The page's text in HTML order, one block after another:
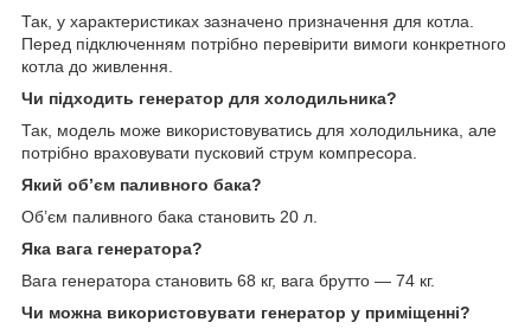
Так, у характеристиках зазначено призначення для котла.
Перед підключенням потрібно перевірити вимоги конкретного
котла до живлення.
Чи підходить генератор для холодильника?
Так, модель може використовуватись для холодильника, але
потрібно враховувати пусковий струм компресора.
Який об’єм паливного бака?
Об’єм паливного бака становить 20 л.
Яка вага генератора?
Вага генератора становить 68 кг, вага брутто — 74 кг.
Чи можна використовувати генератор у приміщенні?